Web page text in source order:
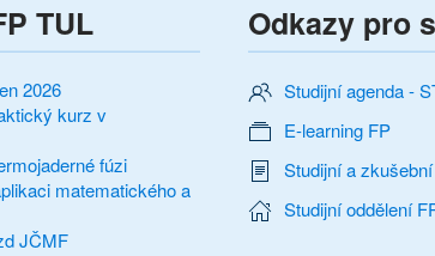
TUL
2026
kurz v
fúzi
matematického a
JČMF
Odkazy pro
Studijní agenda -
E-learning FP
Studijní a
Studijní oddělení